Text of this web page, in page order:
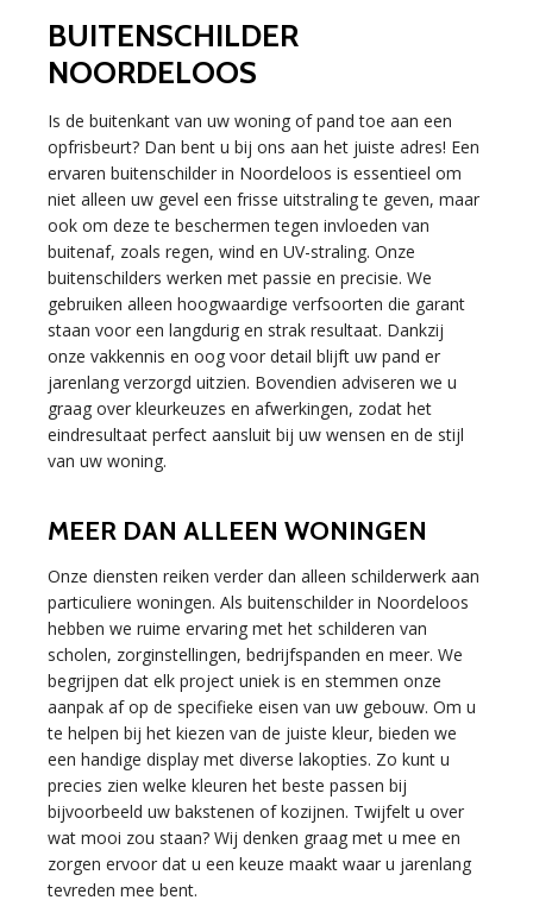
BUITENSCHILDER
NOORDELOOS
Is de buitenkant van uw woning of pand toe aan een
opfrisbeurt? Dan bent u bij ons aan het juiste adres! Een
ervaren buitenschilder in Noordeloos is essentieel om
niet alleen uw gevel een frisse uitstraling te geven, maar
ook om deze te beschermen tegen invloeden van
buitenaf, zoals regen, wind en UV-straling. Onze
buitenschilders werken met passie en precisie. We
gebruiken alleen hoogwaardige verfsoorten die garant
staan voor een langdurig en strak resultaat. Dankzij
onze vakkennis en oog voor detail blijft uw pand er
jarenlang verzorgd uitzien. Bovendien adviseren we u
graag over kleurkeuzes en afwerkingen, zodat het
eindresultaat perfect aansluit bij uw wensen en de stijl
van uw woning.
MEER DAN ALLEEN WONINGEN
Onze diensten reiken verder dan alleen schilderwerk aan
particuliere woningen. Als buitenschilder in Noordeloos
hebben we ruime ervaring met het schilderen van
scholen, zorginstellingen, bedrijfspanden en meer. We
begrijpen dat elk project uniek is en stemmen onze
aanpak af op de specifieke eisen van uw gebouw. Om u
te helpen bij het kiezen van de juiste kleur, bieden we
een handige display met diverse lakopties. Zo kunt u
precies zien welke kleuren het beste passen bij
bijvoorbeeld uw bakstenen of kozijnen. Twijfelt u over
wat mooi zou staan? Wij denken graag met u mee en
zorgen ervoor dat u een keuze maakt waar u jarenlang
tevreden mee bent.